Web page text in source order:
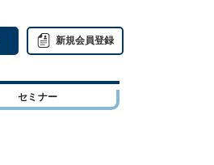
新規会員登録
セミナー